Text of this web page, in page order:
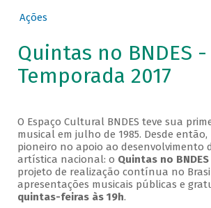
Ações
Quintas no BNDES -
Temporada 2017
O Espaço Cultural BNDES teve sua
musical em julho de 1985. Desde
pioneiro no apoio ao desenvolvimento
artística nacional: o Quintas no BNDES
projeto de realização contínua no
apresentações musicais públicas e
quintas-feiras às 19h.